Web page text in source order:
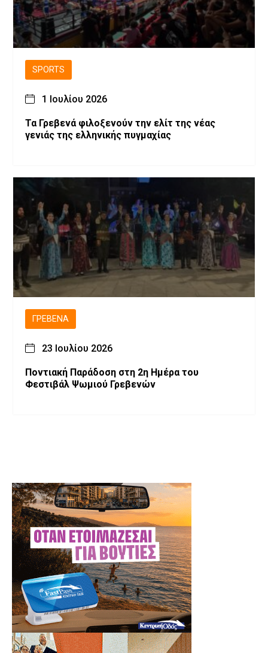
SPORTS
1 Ιουλίου 2026
Τα Γρεβενά φιλοξενούν την ελίτ της νέας
γενιάς της ελληνικής πυγμαχίας
ΓΡΕΒΕΝΆ
23 Ιουλίου 2026
Ποντιακή Παράδοση στη 2η Ημέρα του
Φεστιβάλ Ψωμιού Γρεβενών